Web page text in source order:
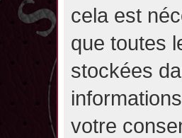
cela est
que toutes
stockées
votre